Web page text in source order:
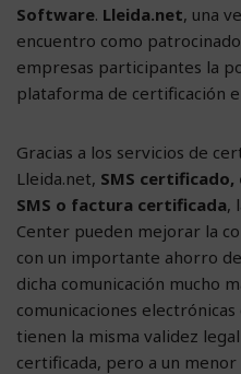
Software. Lleida.net, una
encuentro como
empresas participantes la
plataforma de certificación
Gracias a los servicios de
Lleida.net, SMS
SMS o factura certificada,
Center pueden mejorar la
con un importante ahorro
dicha comunicación mucho
comunicaciones
tienen la misma validez
certificada, pero a un menor